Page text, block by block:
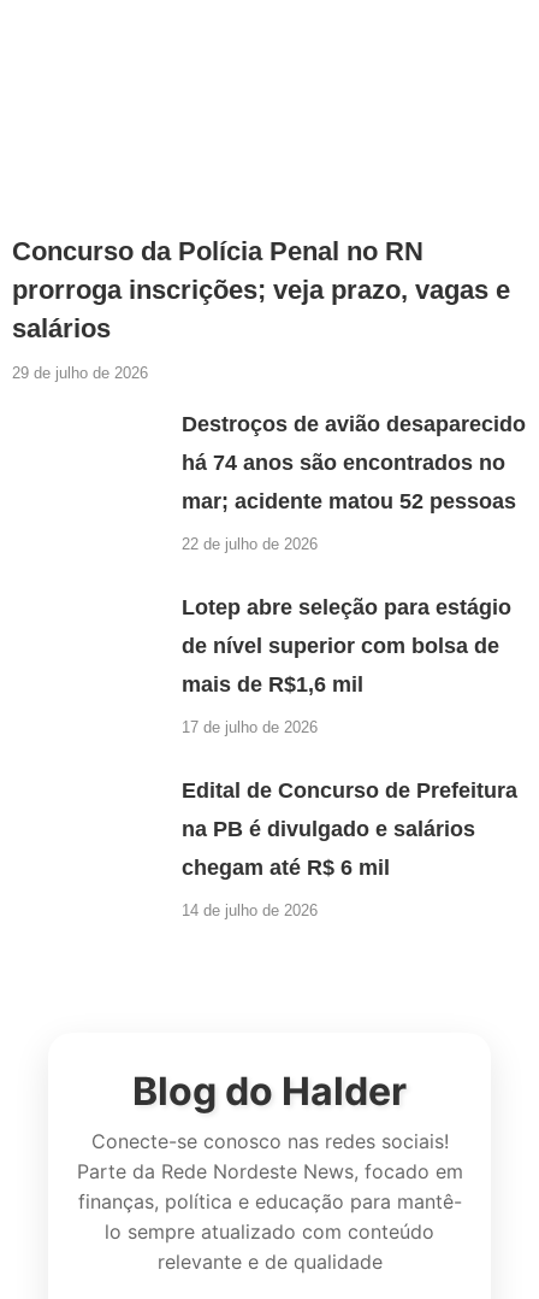
Concurso da Polícia Penal no RN
prorroga inscrições; veja prazo, vagas e
salários
29 de julho de 2026
Destroços de avião desaparecido
há 74 anos são encontrados no
mar; acidente matou 52 pessoas
22 de julho de 2026
Lotep abre seleção para estágio
de nível superior com bolsa de
mais de R$1,6 mil
17 de julho de 2026
Edital de Concurso de Prefeitura
na PB é divulgado e salários
chegam até R$ 6 mil
14 de julho de 2026
Blog do Halder
Conecte-se conosco nas redes sociais!
Parte da Rede Nordeste News, focado em
finanças, política e educação para mantê-
lo sempre atualizado com conteúdo
relevante e de qualidade